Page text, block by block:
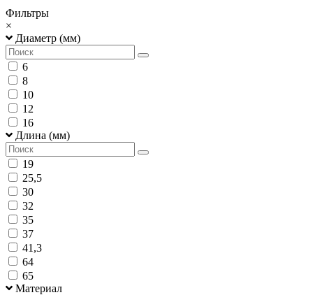
Фильтры
×
Диаметр (мм)
6
8
10
12
16
Длина (мм)
19
25,5
30
32
35
37
41,3
64
65
Материал